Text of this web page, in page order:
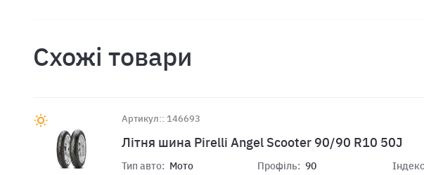
Схожі товари
Артикул:: 146693
Лiтня шина Pirelli Angel Scooter 90/90 R10 50J
Тип авто: Мото
Профіль: 90